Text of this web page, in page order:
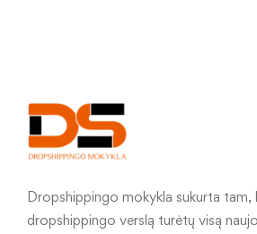
Dropshippingo mokykla sukurta tam,
dropshippingo verslą turėtų visą